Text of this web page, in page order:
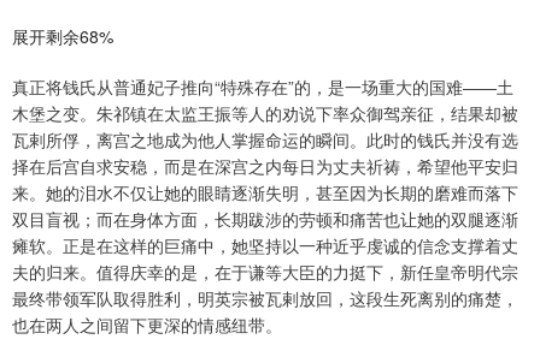
展开剩余68%
真正将钱氏从普通妃子推向“特殊存在”的，是一场重大的国难——土
木堡之变。朱祁镇在太监王振等人的劝说下率众御驾亲征，结果却被
瓦剌所俘，离宫之地成为他人掌握命运的瞬间。此时的钱氏并没有选
择在后宫自求安稳，而是在深宫之内每日为丈夫祈祷，希望他平安归
来。她的泪水不仅让她的眼睛逐渐失明，甚至因为长期的磨难而落下
双目盲视；而在身体方面，长期跋涉的劳顿和痛苦也让她的双腿逐渐
瘫软。正是在这样的巨痛中，她坚持以一种近乎虔诚的信念支撑着丈
夫的归来。值得庆幸的是，在于谦等大臣的力挺下，新任皇帝明代宗
最终带领军队取得胜利，明英宗被瓦剌放回，这段生死离别的痛楚，
也在两人之间留下更深的情感纽带。